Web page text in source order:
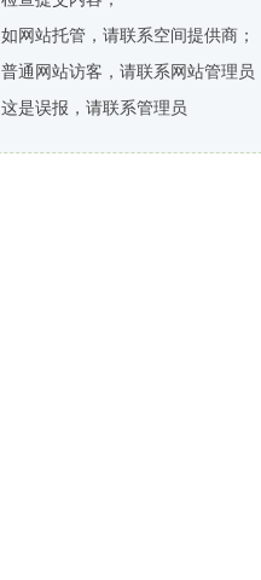
如网站托管，请联系空间提供商；
普通网站访客，请联系网站管理员
这是误报，请联系管理员